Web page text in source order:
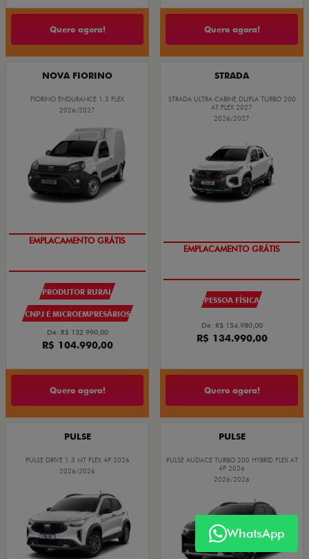
Quero agora! Quero agora!
NOVA FIORINO
FIORINO ENDURANCE 1.3 FLEX
2026/2027
EMPLACAMENTO GRÁTIS
PRODUTOR RURAL
CNPJ E MICROEMPRESÁRIOS
De: R$ 132.990,00
R$ 104.990,00
Quero agora!
STRADA
STRADA ULTRA CABINE DUPLA TURBO 200
AT FLEX 2027
2026/2027
EMPLACAMENTO GRÁTIS
PESSOA FÍSICA
De: R$ 154.980,00
R$ 134.990,00
Quero agora!
PULSE
PULSE DRIVE 1.3 MT FLEX 4P 2026
2026/2026
PULSE
PULSE AUDACE TURBO 200 HYBRID FLEX AT
4P 2026
2026/2026
WhatsApp